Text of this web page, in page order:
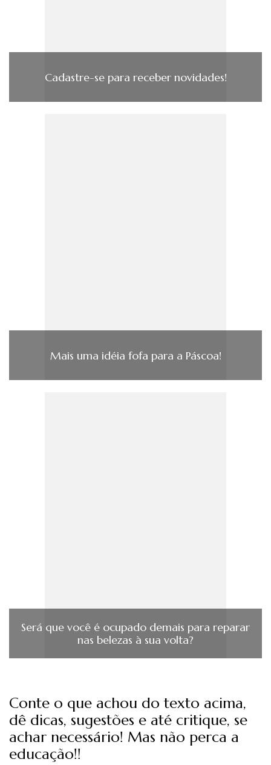
Cadastre-se para receber novidades!
Mais uma idéia fofa para a Páscoa!
Será que você é ocupado demais para reparar
nas belezas à sua volta?
Conte o que achou do texto acima,
dê dicas, sugestões e até critique, se
achar necessário! Mas não perca a
educação!!